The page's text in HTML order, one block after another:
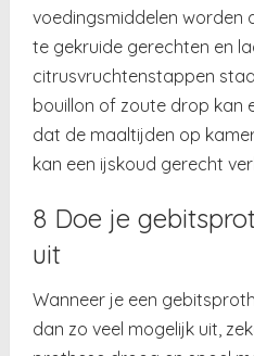
voedingsmiddelen worden
te gekruide gerechten en
citrusvruchtenstappen
bouillon of zoute drop kan
dat de maaltijden op
kan een ijskoud gerecht
8 Doe je
uit
Wanneer je een
dan zo veel mogelijk uit,